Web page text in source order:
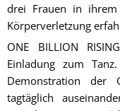
drei Frauen in ihrem
Körperverletzung
ONE BILLION
Einladung zum
Demonstration der
tagtäglich